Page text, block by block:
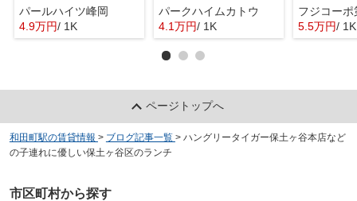
パールハイツ峰岡
4.9万円/ 1K
パークハイムカトウ
4.1万円/ 1K
フジコーポ
5.5万円/ 1K
ページトップへ
和田町駅の賃貸情報 > ブログ記事一覧 > ハングリータイガー保土ヶ谷本店など
の子連れに優しい保土ヶ谷区のランチ
市区町村から探す